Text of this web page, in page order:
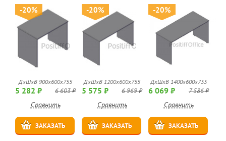
-20%
ДхШхВ 900х600х755
5 282 ₽ 6 603 ₽
Сравнить
ЗАКАЗАТЬ
-20%
ДхШхВ 1200х600х755
5 575 ₽ 6 969 ₽
Сравнить
ЗАКАЗАТЬ
-20%
ДхШхВ 1400х600х755
6 069 ₽ 7 586 ₽
Сравнить
ЗАКАЗАТЬ